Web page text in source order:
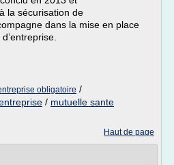
la sécurisation de
dans la mise en place
obligatoire /
/ mutuelle sante
Haut de page